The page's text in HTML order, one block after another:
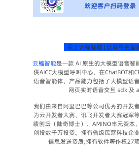
云蝠智能是一款 AI 原生的大模型语音智
供AICC大模型呼叫中心，在ChatBOT和
语音智能体，产品能力包括了大模型语
我们由来自阿里巴巴等公司优秀的开发
为云开发者大赛、讯飞开发者大赛冠军
绩创坛（陆奇博士）、AMINO丰元资本
创投数千万投资。拥有省级民营科技企
信息发送资质,拥有软件著作权27